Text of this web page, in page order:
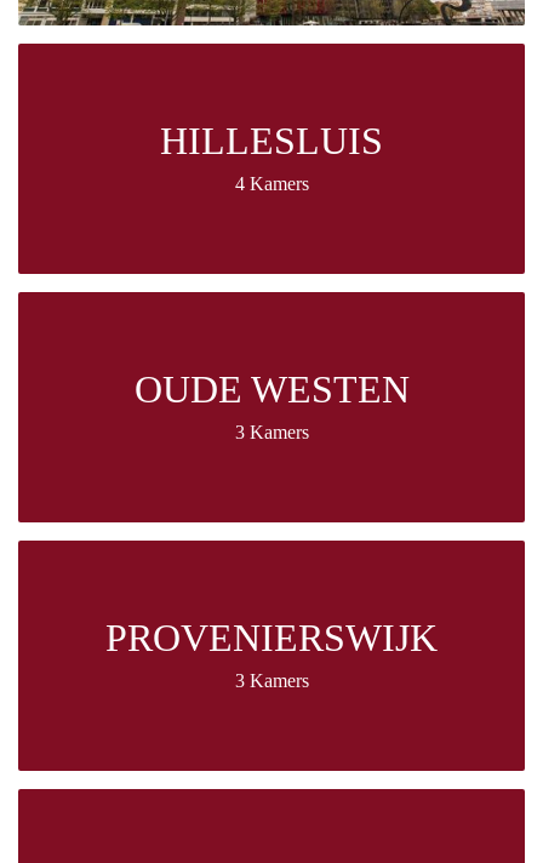
HILLESLUIS
4 Kamers
OUDE WESTEN
3 Kamers
PROVENIERSWIJK
3 Kamers